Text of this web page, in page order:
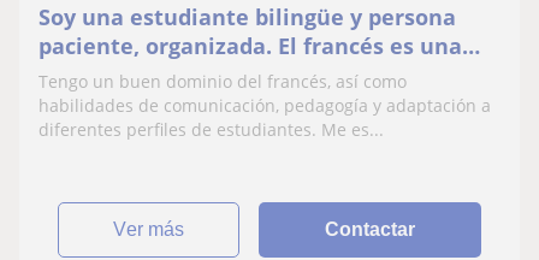
Soy una estudiante bilingüe y persona
paciente, organizada. El francés es una
lengua que me gusta transmitir de forma
dinámica.
Tengo un buen dominio del francés, así como
habilidades de comunicación, pedagogía y adaptación a
diferentes perfiles de estudiantes. Me es...
ver más Contactar